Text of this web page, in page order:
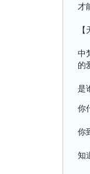
才
中
的
是
你
你
知